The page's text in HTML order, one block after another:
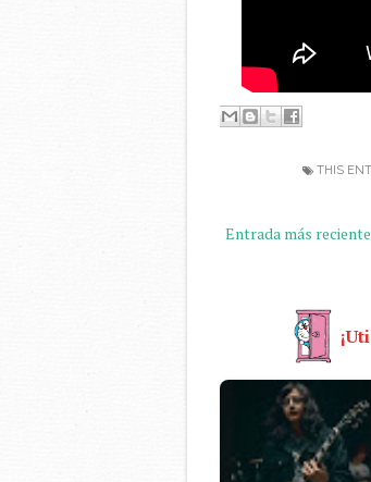
THIS
Entrada más reciente